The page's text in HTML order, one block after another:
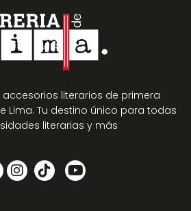
accesorios literarios de primera
Lima. Tu destino único para todas
literarias y más